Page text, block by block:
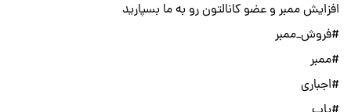
افزایش ممبر و عضو کانالتون رو به ما بسپارید
#فروش_ممبر
#ممبر
#اجباری